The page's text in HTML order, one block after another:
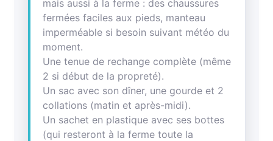
mais aussi à la ferme : des chaussures
fermées faciles aux pieds, manteau
imperméable si besoin suivant météo du
moment.
Une tenue de rechange complète (même
2 si début de la propreté).
Un sac avec son dîner, une gourde et 2
collations (matin et après-midi).
Un sachet en plastique avec ses bottes
(qui resteront à la ferme toute la